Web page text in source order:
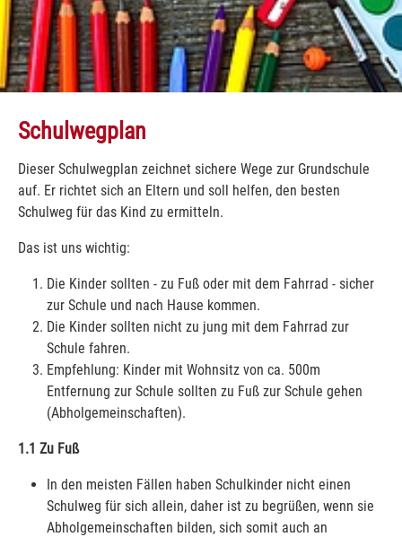
Schulwegplan
Dieser Schulwegplan zeichnet sichere Wege zur Grundschule
auf. Er richtet sich an Eltern und soll helfen, den besten
Schulweg für das Kind zu ermitteln.
Das ist uns wichtig:
Die Kinder sollten - zu Fuß oder mit dem Fahrrad - sicher
zur Schule und nach Hause kommen.
Die Kinder sollten nicht zu jung mit dem Fahrrad zur
Schule fahren.
Empfehlung: Kinder mit Wohnsitz von ca. 500m
Entfernung zur Schule sollten zu Fuß zur Schule gehen
(Abholgemeinschaften).
1.1 Zu Fuß
In den meisten Fällen haben Schulkinder nicht einen
Schulweg für sich allein, daher ist zu begrüßen, wenn sie
Abholgemeinschaften bilden, sich somit auch an